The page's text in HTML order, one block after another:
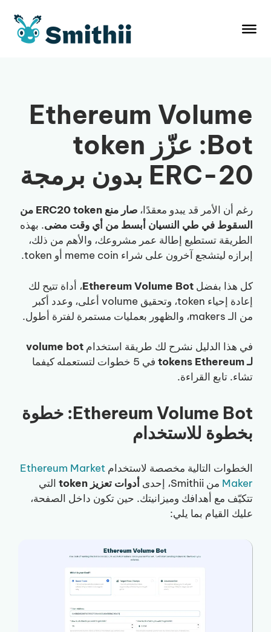
المحتوى
Ethereum Volume
Bot: عزّز token
ERC-20 بدون برمجة
رغم أن الأمر قد يبدو معقدًا،
صار منع ERC20 token من
السقوط في طي النسيان أبسط من أي وقت مضى. بهذه
الطريقة تستطيع إطالة عمر مشروعك، والأهم من ذلك،
إبرازه ليتشجع آخرون على شراء meme coin أو token.
كل هذا بفضل Ethereum Volume Bot، أداة تتيح لك
إعادة إحياء token، وتحقيق volume أعلى، وعدد أكبر
من الـ makers، والظهور بعمليات مستمرة لفترة أطول.
في هذا الدليل نشرح لك طريقة استخدام volume bot
لـ tokens Ethereum
في 5 خطوات لتستعمله كيفما
تشاء. تابع القراءة.
Ethereum Volume Bot: خطوة
بخطوة للاستخدام
الخطوات التالية مخصصة لاستخدام Ethereum Market
Maker من Smithii، إحدى أدوات تعزيز token
التي
تتكيّف مع أهدافك وميزانيتك. حين تكون داخل الصفحة،
عليك القيام بما يلي: